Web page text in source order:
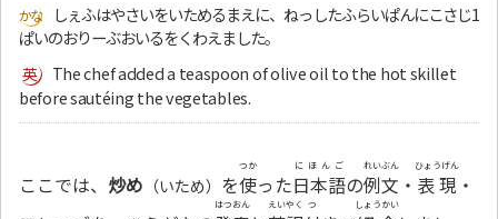
しぇふはやさいをいためるまえに、ねっしたふらいぱんにこさじ1
ぱいのおりーぶおいるをくわえました。
The chef added a teaspoon of olive oil to the hot skillet
before sautéing the vegetables.
ここでは、 炒め （いため） を使
つか
った日本語
にほんご
の例文
れいぶん
・ 表現
ひょうげん
・
はつおん えいやく つ しょうかい